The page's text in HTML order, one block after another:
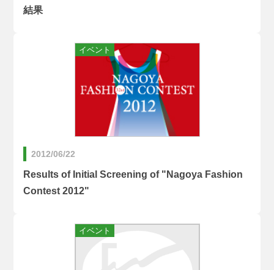
結果
2012/06/22
Results of Initial Screening of "Nagoya Fashion
Contest 2012"